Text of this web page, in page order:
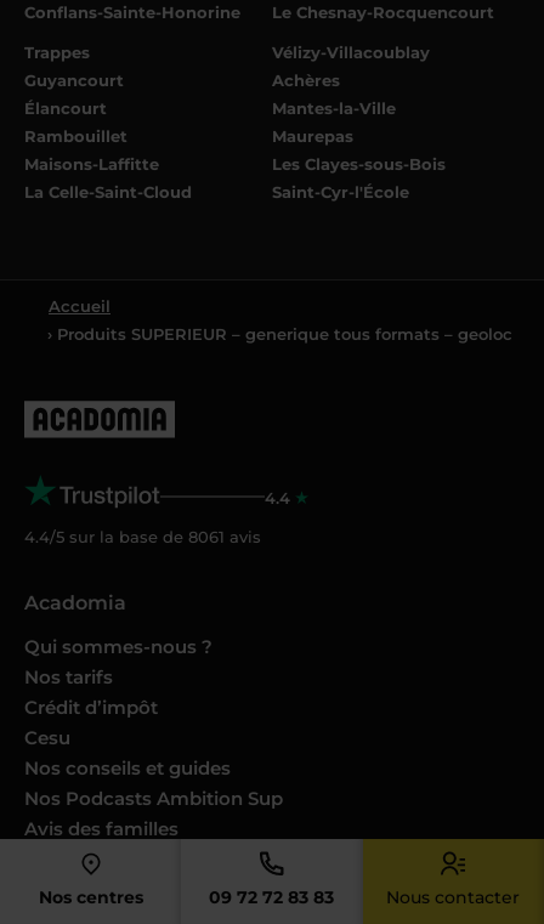
Nos centres 09 72 72 83 83 Nous contacter
Conflans-Sainte-Honorine
Le Chesnay-Rocquencourt
Trappes
Guyancourt
Élancourt
Rambouillet
Maisons-Laffitte
La Celle-Saint-Cloud
Vélizy-Villacoublay
Achères
Mantes-la-Ville
Maurepas
Les Clayes-sous-Bois
Saint-Cyr-l'École
Accueil
› Produits SUPERIEUR – generique tous formats – geoloc
4.4
4.4/5 sur la base de 8061 avis
Acadomia
Qui sommes-nous ?
Nos tarifs
Crédit d’impôt
Cesu
Nos conseils et guides
Nos Podcasts Ambition Sup
Avis des familles
Avis des enseignants
Catalogues produits